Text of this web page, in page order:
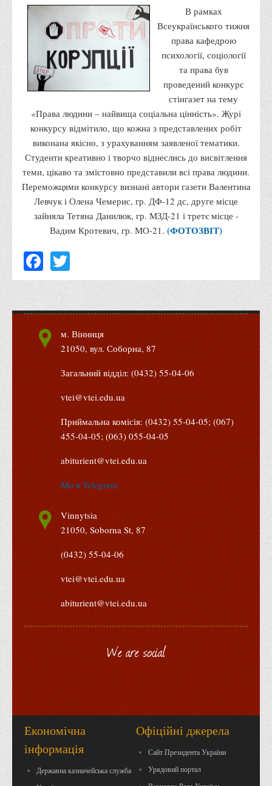
Що можна і не можна знімати, показувати під час війни
Контакти державних та громадських організацій, які
допомагають тим, хто пережили сексуальне насильство,
пов'язане з конфліктом та їх родинам у Вінницькій області
10 точних фактів про наркотики. З’ясуй правду про
Контакти
3D тур
Екскурсія до ВТЕІ
SEL
Smart Electronic Learning
Репозиторій
Структура
Адміністрація
Обліково-фінансовий
Торгівлі, маркетингу та сфери обслуговування
Економіки, менеджменту та права
Кафедри
Маркетингу та реклами
Товарознавства, експертизи та торговельного
Туризму та готельно-ресторанної справи
Інноваційної економіки та цифрових технологій
Права
Іноземної філології та перекладу
Реклами та зв'язків з громадськістю
Наукової роботи та міжнародної співпраці
Програми подвійного диплому
Програми стажування (міжнародна практика)
В рамках
Всеукраїнського тижня
права кафедрою
психології, соціології
та права був
проведений конкурс
стінгазет на тему
«Права людини – найвища соціальна цінність». Журі
конкурсу відмітило, що кожна з представлених робіт
виконана якісно, з урахуванням заявленої тематики.
Студенти креативно і творчо віднеслись до висвітлення
теми, цікаво та змістовно представили всі права людини.
Переможцями конкурсу визнані автори газети Валентина
Левчук і Олена Чемерис, гр. ДФ-12 дс, друге місце
зайняла Тетяна Данилюк, гр. МЗД-21 і третє місце -
Вадим Кротевич, гр. МО-21. (ФОТОЗВІТ)
Facebook
м. Вінниця
21050, вул. Соборна, 87
Загальний відділ: (0432) 55-04-06
vtei@vtei.edu.ua
Приймальна комісія: (0432) 55-04-05; (067)
455-04-05; (063) 055-04-05
abiturient@vtei.edu.ua
Ми в Telegram
Vinnytsia
21050, Soborna St, 87
(0432) 55-04-06
vtei@vtei.edu.ua
abiturient@vtei.edu.ua
We are social
Економічна
інформація
Державна казначейська служба
Офіційні джерела
Сайт Президента України
Урядовий портал